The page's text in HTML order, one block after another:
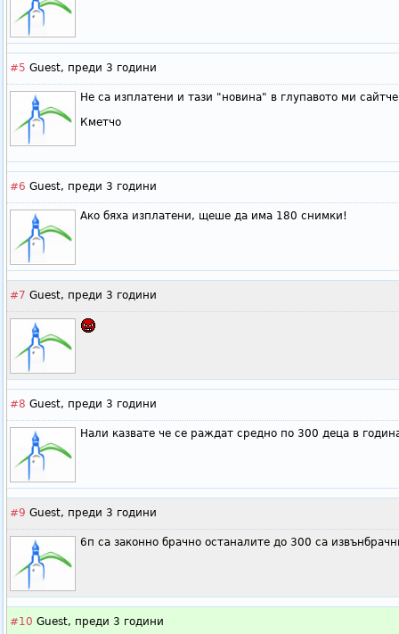
#5 Guest, преди 3 години
Не са изплатени и тази "новина" в глупавото ми
Кметчо
#6 Guest, преди 3 години
Ако бяха изплатени, щеше да има 180 снимки!
#7 Guest, преди 3 години
#8 Guest, преди 3 години
Нали казвате че се раждат средно по 300 деца в
#9 Guest, преди 3 години
6п са законно брачно останалите до 300 са
#10 Guest, преди 3 години